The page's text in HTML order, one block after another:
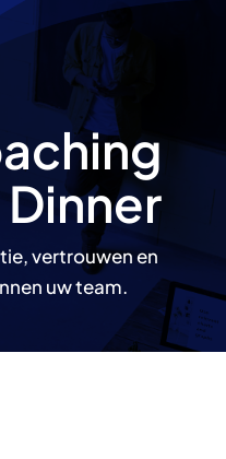
vertrouwen en
uw team.